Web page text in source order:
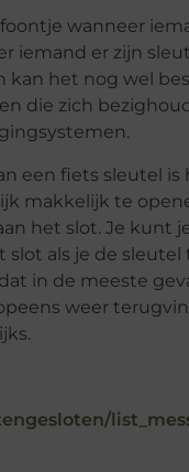
wanneer
iemand er zijn
kan het nog wel
die zich
een fiets sleutel is
makkelijk te
het slot. Je kunt
als je de
in de meeste
weer